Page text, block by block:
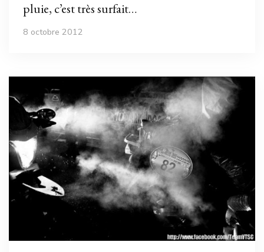
pluie, c’est très surfait…
8 octobre 2012